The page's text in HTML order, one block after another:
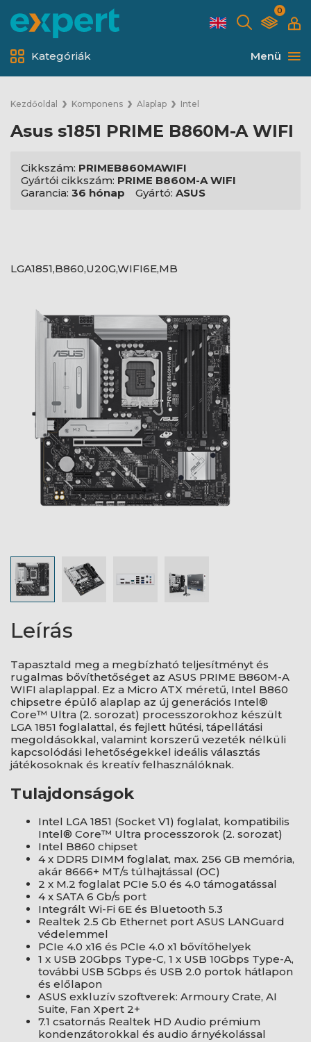
0
Menü
Kategóriák
Kezdőoldal Komponens Alaplap Intel
Asus s1851 PRIME B860M-A WIFI
Cikkszám: PRIMEB860MAWIFI
Gyártói cikkszám: PRIME B860M-A WIFI
Garancia: 36 hónap Gyártó: ASUS
LGA1851,B860,U20G,WIFI6E,MB
Leírás
Tapasztald meg a megbízható teljesítményt és
rugalmas bővíthetőséget az ASUS PRIME B860M-A
WIFI alaplappal. Ez a Micro ATX méretű, Intel B860
chipsetre épülő alaplap az új generációs Intel®
Core™ Ultra (2. sorozat) processzorokhoz készült
LGA 1851 foglalattal, és fejlett hűtési, tápellátási
megoldásokkal, valamint korszerű vezeték nélküli
kapcsolódási lehetőségekkel ideális választás
játékosoknak és kreatív felhasználóknak.
Tulajdonságok
Intel LGA 1851 (Socket V1) foglalat, kompatibilis
Intel® Core™ Ultra processzorok (2. sorozat)
Intel B860 chipset
4 x DDR5 DIMM foglalat, max. 256 GB memória,
akár 8666+ MT/s túlhajtással (OC)
2 x M.2 foglalat PCIe 5.0 és 4.0 támogatással
4 x SATA 6 Gb/s port
Integrált Wi-Fi 6E és Bluetooth 5.3
Realtek 2.5 Gb Ethernet port ASUS LANGuard
védelemmel
PCIe 4.0 x16 és PCIe 4.0 x1 bővítőhelyek
1 x USB 20Gbps Type-C, 1 x USB 10Gbps Type-A,
további USB 5Gbps és USB 2.0 portok hátlapon
és előlapon
ASUS exkluzív szoftverek: Armoury Crate, AI
Suite, Fan Xpert 2+
7.1 csatornás Realtek HD Audio prémium
kondenzátorokkal és audio árnyékolással